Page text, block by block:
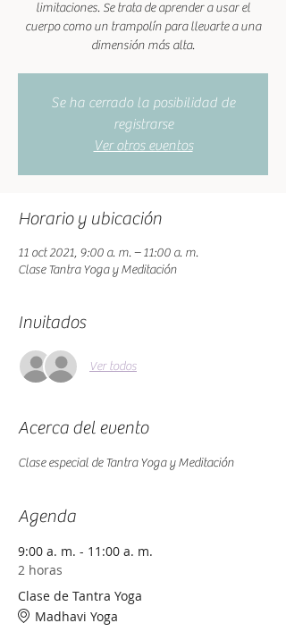
limitaciones. Se trata de aprender a usar el
cuerpo como un trampolín para llevarte a una
dimensión más alta.
Se ha cerrado la posibilidad de
registrarse
Ver otros eventos
Horario y ubicación
11 oct 2021, 9:00 a. m. – 11:00 a. m.
Clase Tantra Yoga y Meditación
Invitados
Ver todos
Acerca del evento
Clase especial de Tantra Yoga y Meditación
Agenda
9:00 a. m. - 11:00 a. m.
2 horas
Clase de Tantra Yoga
Madhavi Yoga